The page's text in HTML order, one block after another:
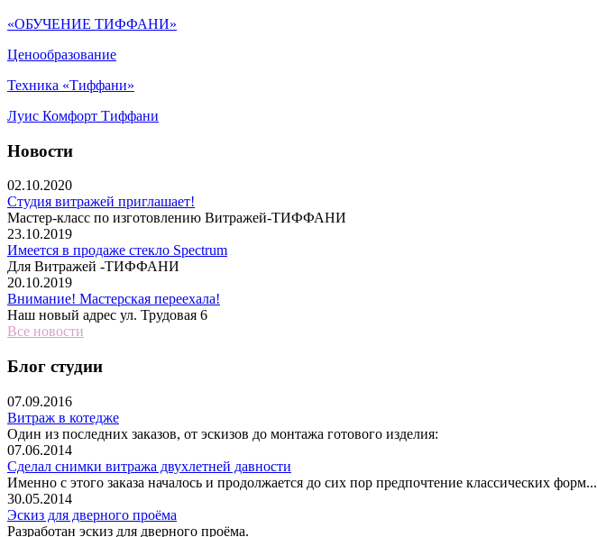
«ОБУЧЕНИЕ ТИФФАНИ»
Ценообразование
Техника «Тиффани»
Луис Комфорт Тиффани
Новости
02.10.2020
Студия витражей приглашает!
Мастер-класс по изготовлению Витражей-ТИФФАНИ
23.10.2019
Имеется в продаже стекло Spectrum
Для Витражей -ТИФФАНИ
20.10.2019
Внимание! Мастерская переехала!
Наш новый адрес ул. Трудовая 6
Все новости
Блог студии
07.09.2016
Витраж в котедже
Один из последних заказов, от эскизов до монтажа готового изделия:
07.06.2014
Сделал снимки витража двухлетней давности
Именно с этого заказа началось и продолжается до сих пор предпочтение классических форм...
30.05.2014
Эскиз для дверного проёма
Разработан эскиз для дверного проёма.